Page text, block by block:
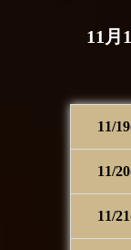
11月
11/
11/
11/